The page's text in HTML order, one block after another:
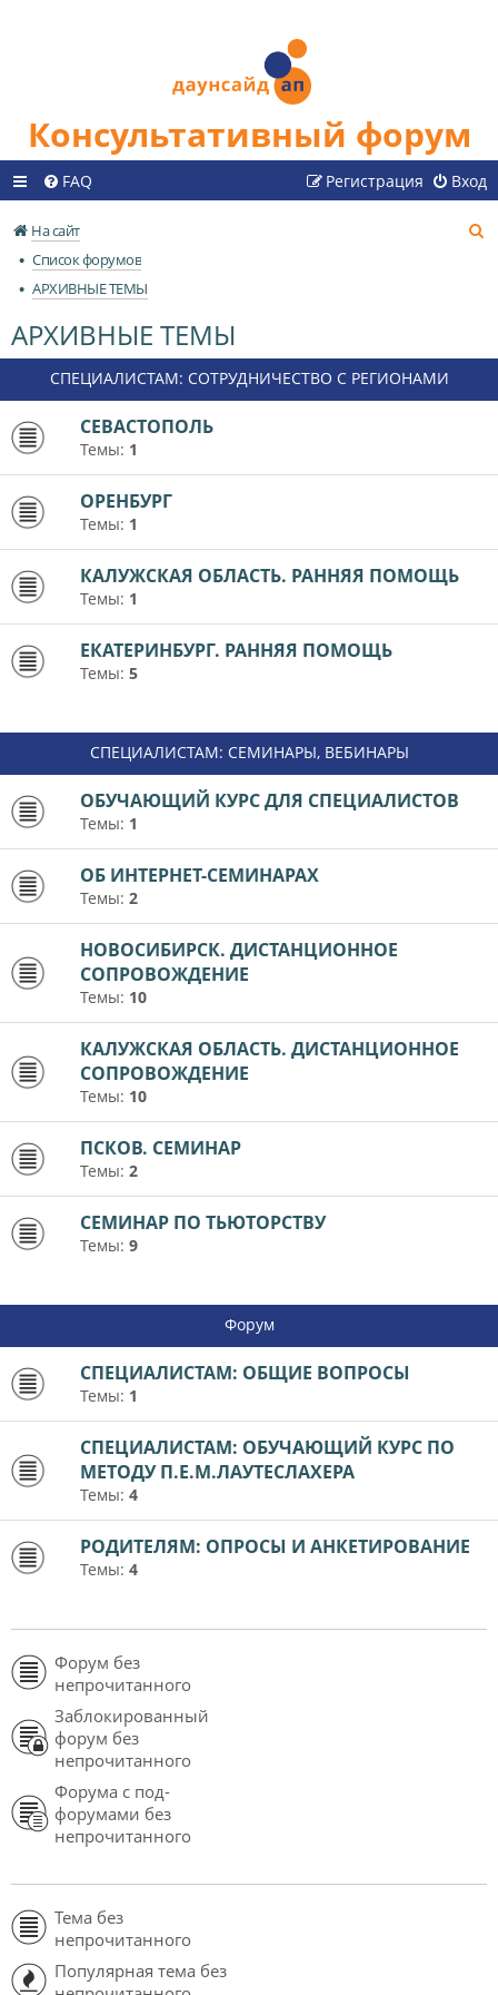
Консультативный форум
FAQ Вход
Регистрация
На сайт
Список форумов
АРХИВНЫЕ ТЕМЫ
АРХИВНЫЕ ТЕМЫ
СПЕЦИАЛИСТАМ: СОТРУДНИЧЕСТВО С РЕГИОНАМИ
СЕВАСТОПОЛЬ
Темы: 1
ОРЕНБУРГ
Темы: 1
КАЛУЖСКАЯ ОБЛАСТЬ. РАННЯЯ ПОМОЩЬ
Темы: 1
ЕКАТЕРИНБУРГ. РАННЯЯ ПОМОЩЬ
Темы: 5
СПЕЦИАЛИСТАМ: СЕМИНАРЫ, ВЕБИНАРЫ
ОБУЧАЮЩИЙ КУРС ДЛЯ СПЕЦИАЛИСТОВ
Темы: 1
ОБ ИНТЕРНЕТ-СЕМИНАРАХ
Темы: 2
НОВОСИБИРСК. ДИСТАНЦИОННОЕ
СОПРОВОЖДЕНИЕ
Темы: 10
КАЛУЖСКАЯ ОБЛАСТЬ. ДИСТАНЦИОННОЕ
СОПРОВОЖДЕНИЕ
Темы: 10
ПСКОВ. СЕМИНАР
Темы: 2
СЕМИНАР ПО ТЬЮТОРСТВУ
Темы: 9
Форум
СПЕЦИАЛИСТАМ: ОБЩИЕ ВОПРОСЫ
Темы: 1
СПЕЦИАЛИСТАМ: ОБУЧАЮЩИЙ КУРС ПО
МЕТОДУ П.Е.М.ЛАУТЕСЛАХЕРА
Темы: 4
РОДИТЕЛЯМ: ОПРОСЫ И АНКЕТИРОВАНИЕ
Темы: 4
Форум без
непрочитанного
Заблокированный
форум без
непрочитанного
Форума с под-
форумами без
непрочитанного
Тема без
непрочитанного
Популярная тема без